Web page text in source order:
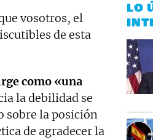
vosotros, el
de esta
como «una
la debilidad se
sobre la posición
de agradecer la
LO